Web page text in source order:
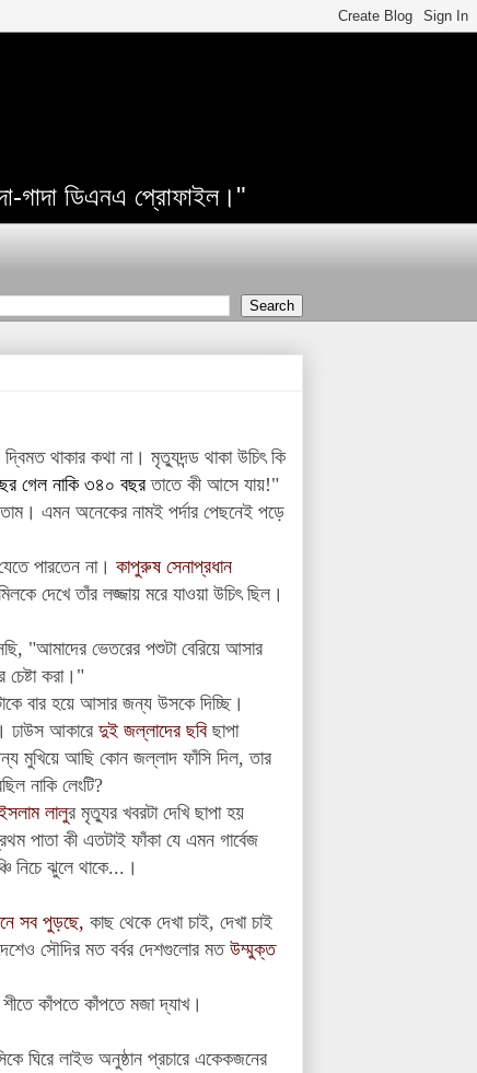
গাদা ডিএনএ প্রোফাইল।"
থাকার কথা না। মৃত্যুদন্ড থাকা উচিৎ কি
গেল নাকি ৩৪০ বছরতাতে কী আসে যায়!"
এমন অনেকের নামই পর্দার পেছনেই পড়ে
পারতেন না। কাপুরুষ সেনাপ্রধান
দেখে তাঁর লজ্জায় মরে যাওয়া উচিৎ ছিল।
"আমাদের ভেতরের পশুটা বেরিয়ে আসার
করা।"
বার হয়ে আসার জন্য উসকে দিচ্ছি।
ঢাউস আকারে দুই জল্লাদের ছবিছাপা
মুখিয়ে আছি কোন জল্লাদ ফাঁসি দিল, তার
নাকি লেংটি?
লালুর মৃত্যুর খবরটা দেখি ছাপা হয়
পাতা কী এতটাই ফাঁকা যে এমন গার্বেজ
নিচে ঝুলে থাকে...।
সব পুড়ছে, কাছ থেকে দেখা চাই, দেখা চাই
সৌদির মত বর্বর দেশগুলোর মত উম্মুক্ত
শীতে কাঁপতে কাঁপতে মজা দ্যাখ।
ঘিরে লাইভ অনুষ্ঠান প্রচারে একেকজনের